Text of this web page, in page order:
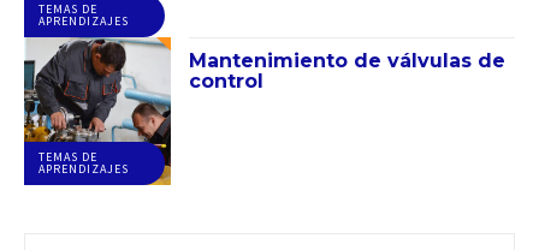
TEMAS DE
APRENDIZAJES
TEMAS DE
APRENDIZAJES
Mantenimiento de válvulas de
control